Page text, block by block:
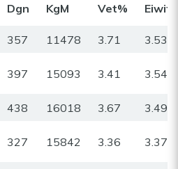
Dgn KgM Vet%
357 11478 3.71 3.53
397 15093 3.41 3.54
438 16018 3.67 3.49
327 15842 3.36 3.37